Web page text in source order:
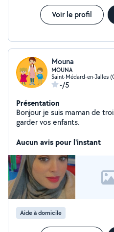
Voir le profil
Mouna
MOUNA
Saint-Médard-en-Jalles
-/5
Présentation
Bonjour je suis maman de
garder vos enfants.
Aucun avis pour l'instant
Aide à domicile